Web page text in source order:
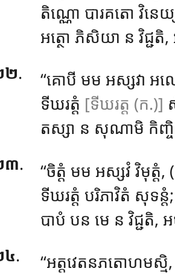
តិណ្ណោ បារគតោ វិនេ
អត្ថោ ភិសិយា ន វិជ្ជតិ,
២. ‘‘គោបី មម អស្សវា អ
ទីឃរត្តំ [ទីឃរត្ត (ក.)]
តស្សា ន សុណាមិ កិញ្ចិ
៣.
‘‘ចិត្តំ មម អស្សវំ វិមុត្តំ
ទីឃរត្តំ បរិភាវិតំ សុទន្តំ;
បាបំ បន មេ ន វិជ្ជតិ,
. ‘‘អត្តវេតនភតោហមស្មិ